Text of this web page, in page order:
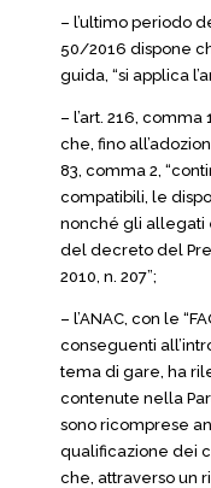
– l’ultimo periodo
50/2016 dispone
guida, “si applica
– l’art. 216,
che, fino
83, comma 2,
compatibili, le
nonché gli allegati
del decreto del
2010, n. 207”;
– l’ANAC, con le
conseguenti
tema di gare, ha
contenute nella
sono ricomprese
qualificazione dei
che, attraverso un